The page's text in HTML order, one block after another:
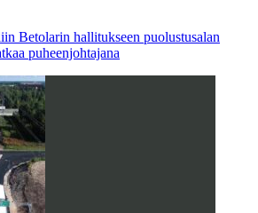
Betolarin hallitukseen puolustusalan
puheenjohtajana